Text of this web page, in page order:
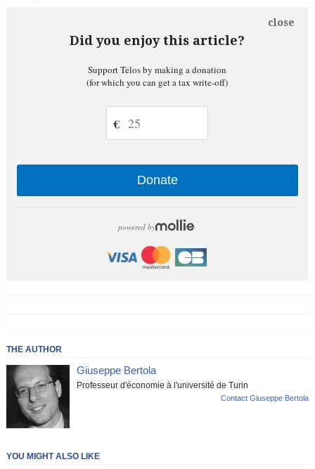
Did you enjoy this article?
close
Support Telos by making a donation
(for which you can get a tax write-off)
€
Donate
powered by
THE AUTHOR
Giuseppe Bertola
Professeur d'économie à l'université de Turin
Contact Giuseppe Bertola
YOU MIGHT ALSO LIKE